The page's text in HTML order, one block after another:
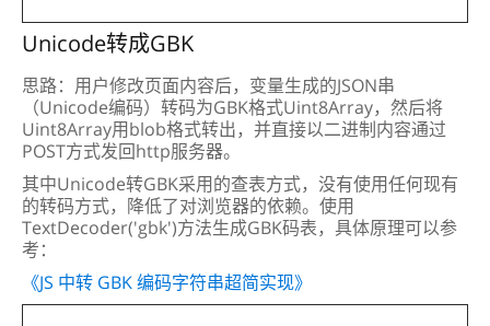
Unicode转成GBK
思路：用户修改页面内容后，变量生成的JSON串
（Unicode编码）转码为GBK格式Uint8Array，然后将
Uint8Array用blob格式转出，并直接以二进制内容通过
POST方式发回http服务器。
其中Unicode转GBK采用的查表方式，没有使用任何现有
的转码方式，降低了对浏览器的依赖。使用
TextDecoder('gbk')方法生成GBK码表，具体原理可以参
考：
《JS 中转 GBK 编码字符串超简实现》